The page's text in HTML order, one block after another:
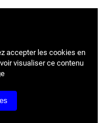
accepter les cookies en
visualiser ce contenu